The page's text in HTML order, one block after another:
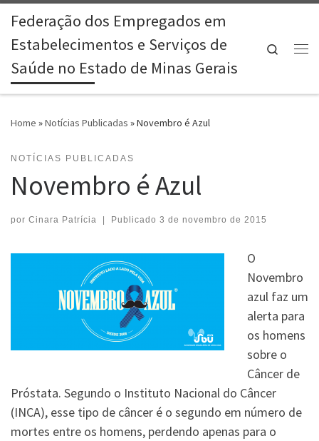
Skip to content
Federação dos Empregados em
Estabelecimentos e Serviços de
Saúde no Estado de Minas Gerais
Search
Home »Notícias Publicadas »Novembro é Azul
NOTÍCIAS PUBLICADAS
Novembro é Azul
por Cinara Patrícia Publicado 3 de novembro de 2015
O
Novembro
azul faz um
alerta para
os homens
sobre o
Câncer de
Próstata. Segundo o Instituto Nacional do Câncer
(INCA), esse tipo de câncer é o segundo em número de
mortes entre os homens, perdendo apenas para o